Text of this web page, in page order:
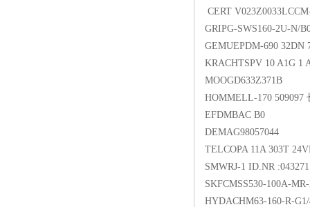
CERT
GRIPG-SWS160-2U-N/
GEMUEPDM-690 32DN
KRACHTSPV 10 A1G 1
MOOGD633Z371B
HOMMELL-170 509097
EFDMBAC B0
DEMAG98057044
TELCOPA 11A 303T
SMWRJ-1 ID.NR :043271
SKFCMSS530-100A-
HYDACHM63-160-R-